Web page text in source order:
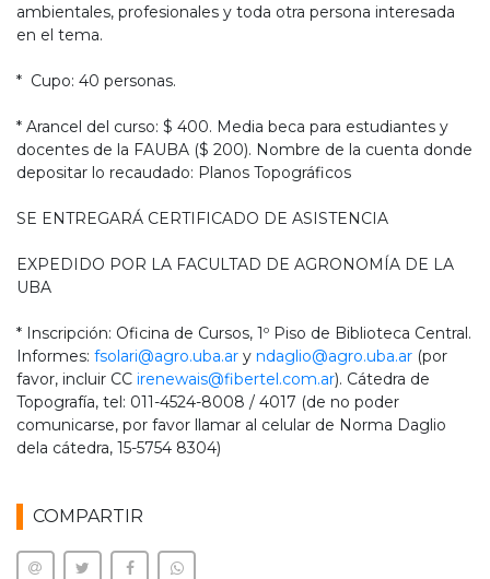
ambientales, profesionales y toda otra persona interesada
en el tema.
* Cupo: 40 personas.
* Arancel del curso: $ 400. Media beca para estudiantes y
docentes de la FAUBA ($ 200). Nombre de la cuenta donde
depositar lo recaudado: Planos Topográficos
SE ENTREGARÁ CERTIFICADO DE ASISTENCIA
EXPEDIDO POR LA FACULTAD DE AGRONOMÍA DE LA
UBA
* Inscripción: Oficina de Cursos, 1º Piso de Biblioteca Central.
Informes: fsolari@agro.uba.ar y ndaglio@agro.uba.ar (por
favor, incluir CC irenewais@fibertel.com.ar). Cátedra de
Topografía, tel: 011-4524-8008 / 4017 (de no poder
comunicarse, por favor llamar al celular de Norma Daglio
dela cátedra, 15-5754 8304)
COMPARTIR